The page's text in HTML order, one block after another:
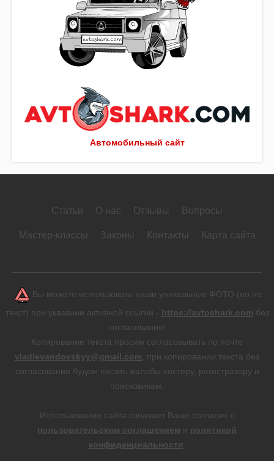
Автомобильный сайт
Статьи О нас Отзывы Вопросы
Мастер-классы Законы Контакты Карта сайта
Вы можете использовать наши уникальные ФОТО (но не
текст) при указании активной ссылки - https://avtoshark.com без
согласования!
Копирование текста просим согласовывать по почте
vladlevandovskyy@gmail.com , при копировании текста без
согласования будем писать жалобы хостеру, регистратору и
поисковикам.
Использование сайта означает Ваше согласие с
пользовательским соглашением и политикой
конфиденциальности